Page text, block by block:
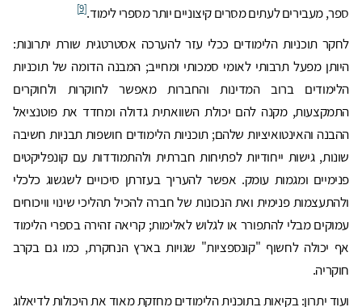
ספר, מעבירים לעתים מסרים קיצוניים יותר מספרי לימוד.[9]
לחקר תוכניות הלימודים ככלי עזר להערכה אסטרטגית שורת יתרונות:
היותן מפעל תרבותי לאומי סמכותי ומחייב; המבנה הדומה של תוכניות
הלימודים ברוב המדינות והחברות מאפשר לחוקרות ולחוקרים
התמקצעות, מקנה להם יכולת השוואתית גדולה ומחדד את פוטנציאל
ההבנה והאינטואיציות שלהם; תוכניות הלימודים חושפות תבניות חשיבה
שונות, גישות ייחודיות לפתיחות חברתית ולהתמודדות עם קונפליקטים
פנימיים ומגמות עומק. אפשר להעריך בעזרתן סיכויים לשגשוג כלכלי
ולהתעצמות פנימית ואת הנכונות של חברה להכיל תהליכי שינוי וויכוחים
עמוקים מבלי להתפורר או לגלוש לאלימות; קריאה זהירה בספרי הלימוד
אף יכולה לחשוף "קונספציות" שגויות בארץ הנחקרת, כמו גם בקרב
חוקריה.
ועוד יתרון: בקיאות בתוכנית הלימודים מחזקת מאוד את היכולות לדיאלוג